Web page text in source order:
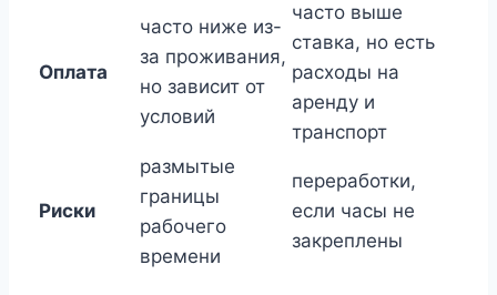
Оплата
часто ниже из-
за проживания,
но зависит от
условий
часто выше
ставка, но есть
расходы на
аренду и
транспорт
Риски
размытые
границы
рабочего
времени
переработки,
если часы не
закреплены